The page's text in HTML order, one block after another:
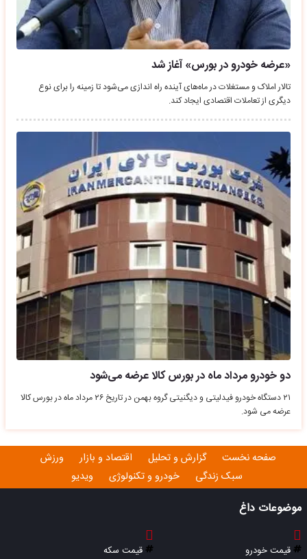
«عرضه خودرو در بورس» آغاز شد
تالار املاک و مستغلات در ماه‌های آینده راه اندازی می‌شود تا زمینه را برای نوع
دیگری از تعاملات اقتصادی ایجاد کند.
دو خودرو مرداد ماه در بورس کالا عرضه می‌شود
۲۱ دستگاه خودرو فیدلیتی و دیگنیتی گروه بهمن در تاریخ ۲۶ مرداد ماه در بورس کالا
عرضه می شود.
صفحه نخست گزارش و تحلیل اقتصاد و بازار
ورزش
سبک زندگی
خودرو و تکنولوژی ویدیو
موضوعات داغ
قیمت خودرو قیمت سکه